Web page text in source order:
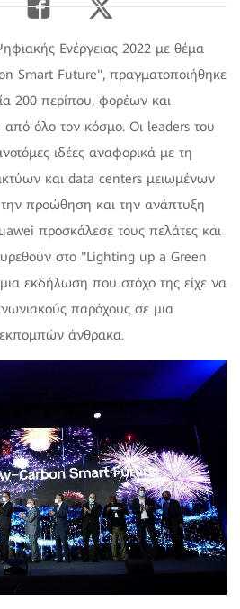
Ενέργειας 2022 με θέμα
Smart Future", πραγματοποιήθηκε
200 περίπου, φορέων και
όλο τον κόσμο. Οι leaders του
ιδέες αναφορικά με τη
και data centers μειωμένων
προώθηση και την ανάπτυξη
προσκάλεσε τους πελάτες και
στο "Lighting up a Green
εκδήλωση που στόχο της είχε να
παρόχους σε μια
άνθρακα.